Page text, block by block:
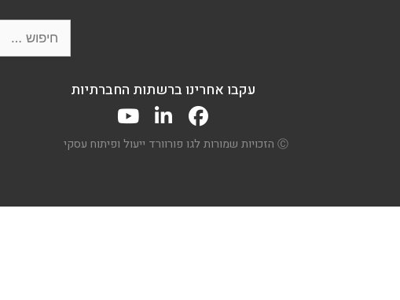
חיפוש:
עקבו אחרינו ברשתות החברתיות
Ⓒ הזכויות שמורות לגו פורוורד ייעול ופיתוח עסקי